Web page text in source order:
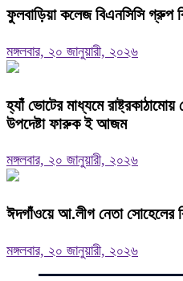
ফুলবাড়িয়া কলেজ বিএনসিসি গ্রুপ
মঙ্গলবার, ২০ জানুয়ারী, ২০২৬
হ্যাঁ ভোটের মাধ্যমে
উপদেষ্টা ফারুক ই আজম
মঙ্গলবার, ২০ জানুয়ারী, ২০২৬
ঈদগাঁওয়ে আ.লীগ নেতা সোহেলের
মঙ্গলবার, ২০ জানুয়ারী, ২০২৬